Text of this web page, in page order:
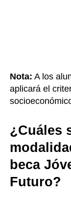
Nota: A los
aplicará el
¿Cuáles
beca
Futuro?